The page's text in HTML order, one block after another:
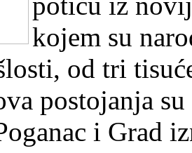
kojem su
od tri
postojanja
i Grad